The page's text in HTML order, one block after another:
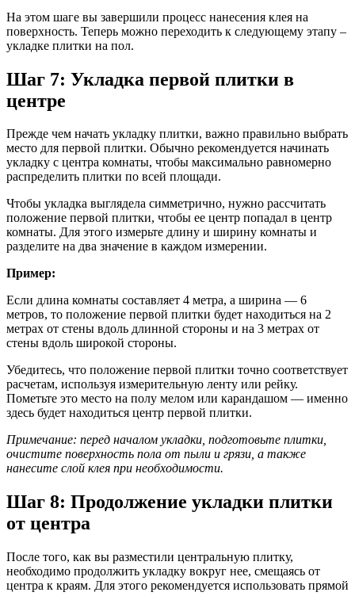
На этом шаге вы завершили процесс нанесения клея на
поверхность. Теперь можно переходить к следующему этапу –
укладке плитки на пол.
Шаг 7: Укладка первой плитки в
центре
Прежде чем начать укладку плитки, важно правильно выбрать
место для первой плитки. Обычно рекомендуется начинать
укладку с центра комнаты, чтобы максимально равномерно
распределить плитки по всей площади.
Чтобы укладка выглядела симметрично, нужно рассчитать
положение первой плитки, чтобы ее центр попадал в центр
комнаты. Для этого измерьте длину и ширину комнаты и
разделите на два значение в каждом измерении.
Пример:
Если длина комнаты составляет 4 метра, а ширина — 6
метров, то положение первой плитки будет находиться на 2
метрах от стены вдоль длинной стороны и на 3 метрах от
стены вдоль широкой стороны.
Убедитесь, что положение первой плитки точно соответствует
расчетам, используя измерительную ленту или рейку.
Пометьте это место на полу мелом или карандашом — именно
здесь будет находиться центр первой плитки.
Примечание: перед началом укладки, подготовьте плитки,
очистите поверхность пола от пыли и грязи, а также
нанесите слой клея при необходимости.
Шаг 8: Продолжение укладки плитки
от центра
После того, как вы разместили центральную плитку,
необходимо продолжить укладку вокруг нее, смещаясь от
центра к краям. Для этого рекомендуется использовать прямой